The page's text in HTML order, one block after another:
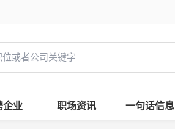
企业 职场资讯 一句话信息